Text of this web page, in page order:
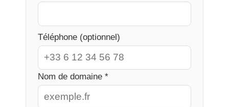
Téléphone (optionnel)
Nom de domaine *